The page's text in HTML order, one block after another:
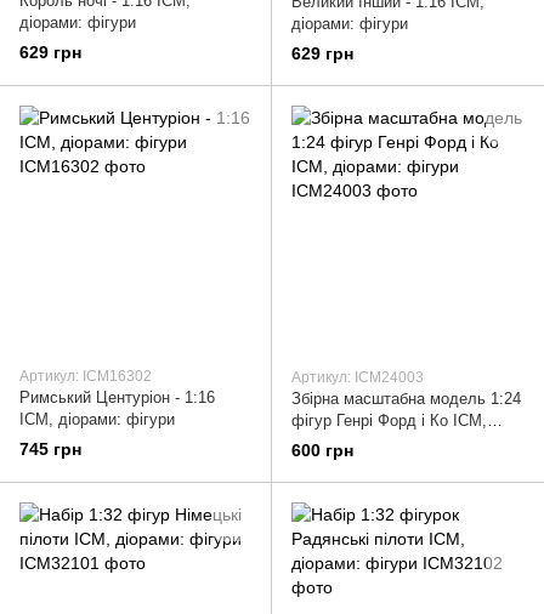
діорами: фігури
629 грн
діорами: фігури
629 грн
Артикул: ICM16302
Римський Центуріон - 1:16
ICM, діорами: фігури
745 грн
Артикул: ICM24003
Збірна масштабна модель 1:24
фігур Генрі Форд і Ко ICM,
діорами: фігури
600 грн